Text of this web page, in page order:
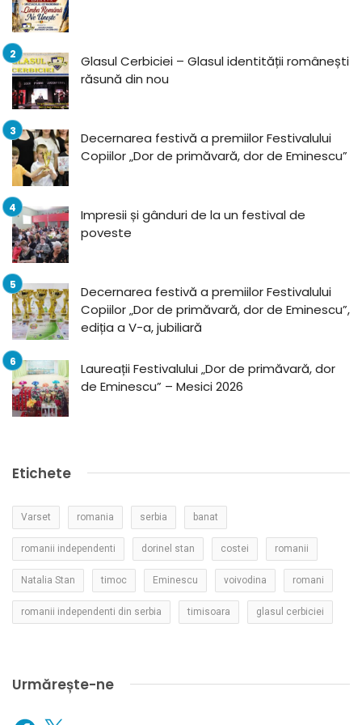
Glasul Cerbiciei – Glasul identității românești
răsună din nou
Decernarea festivă a premiilor Festivalului
Copiilor „Dor de primăvară, dor de Eminescu”
Impresii și gânduri de la un festival de
poveste
Decernarea festivă a premiilor Festivalului
Copiilor „Dor de primăvară, dor de Eminescu”,
ediția a V-a, jubiliară
Laureații Festivalului „Dor de primăvară, dor
de Eminescu” – Mesici 2026
Etichete
Varset romania serbia banat
romanii independenti dorinel stan costei romanii
Natalia Stan timoc Eminescu voivodina romani
romanii independenti din serbia timisoara glasul cerbiciei
Urmărește-ne
Facebook
X